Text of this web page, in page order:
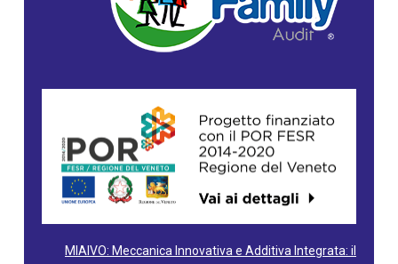
MIAIVO: Meccanica Innovativa e Additiva Integrata: il